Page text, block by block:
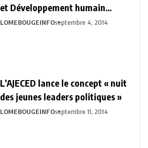
et Développement humain
durable
LOMEBOUGEINFOseptembre 4, 2014
L’AJECED lance le concept « nuit
des jeunes leaders politiques »
LOMEBOUGEINFOseptembre 11, 2014